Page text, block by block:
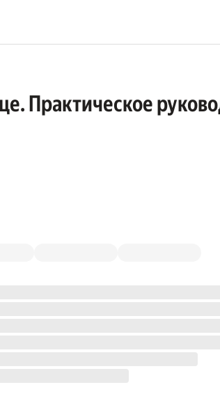
Практическое